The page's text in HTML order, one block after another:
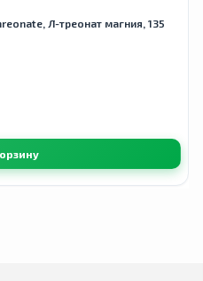
Л-треонат магния, 135